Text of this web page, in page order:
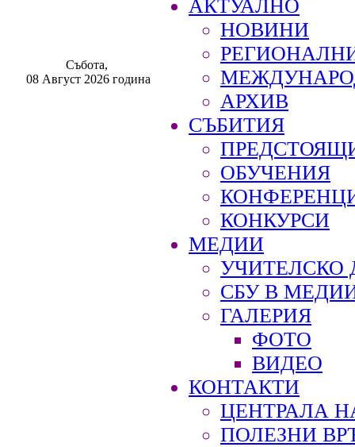
Събота,
08 Август 2026 година
АКТУАЛНО
НОВИНИ
АРХИВ
СЪБИТИЯ
ОБУЧЕНИЯ
КОНКУРСИ
МЕДИИ
УЧИТЕЛСКО
СБУ В
ГАЛЕРИЯ
ФОТО
ВИДЕО
КОНТАКТИ
ЦЕНТРАЛА
ПОЛЕЗНИ